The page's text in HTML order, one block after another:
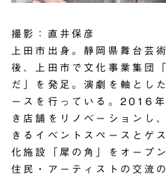
撮影：直井保彦
上田市出身。静岡県舞台芸
後、上田市で文化事業集団
だ」を発足。演劇を軸とし
ースを行っている。2016
き店舗をリノベーションし
きるイベントスペースとゲ
化施設「犀の角」をオープ
住民・アーティストの交流